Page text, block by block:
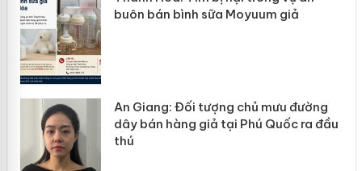
buôn bán bình sữa Moyuum giả
An Giang: Đối tượng chủ mưu đường
dây bán hàng giả tại Phú Quốc ra đầu
thú